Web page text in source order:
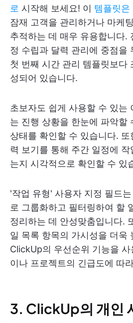
로 시작해 보세요! 이 템플릿은
잠재 고객을 관리하거나 마케
추적하는 데 매우 유용합니다.
정 수립과 달력 관리에 중점을
첫 번째 시간 관리 템플릿보다
성되어 있습니다.
초보자도 쉽게 사용할 수 있는
는 진행 상황을 한눈에 파악할
상태를 확인할 수 있습니다.
력 보기를 통해 주간 일정에
는지 시각적으로 확인할 수 있
'작업 유형' 사용자 지정 필드
로 그룹화하고 필터링하여 할
정리하는 데 안성맞춤입니다.
일 목록 항목의 가시성을 더욱
ClickUp의 우선순위 기능을
이나 프로젝트의 긴급도에 따
3. ClickUp의 개인